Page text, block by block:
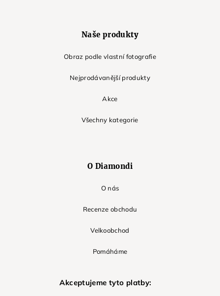
Naše produkty
Obraz podle vlastní fotografie
Nejprodávanější produkty
Akce
Všechny kategorie
O Diamondi
O nás
Recenze obchodu
Velkoobchod
Pomáháme
Akceptujeme tyto platby: